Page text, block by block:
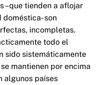
–que tienden a aflojar
son
incompletas.
todo el
sido sistemáticamente
mantienen por encima
algunos países